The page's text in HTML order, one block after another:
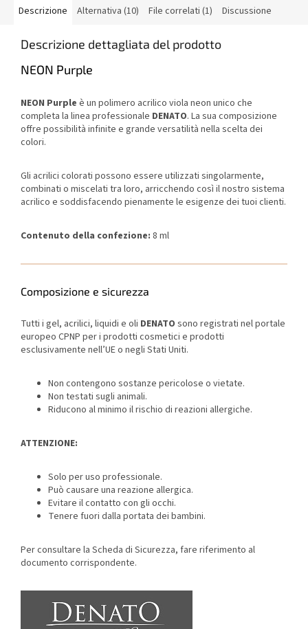
Descrizione Alternativa (10) File correlati (1) Discussione
Descrizione dettagliata del prodotto
NEON Purple
NEON Purple è un polimero acrilico viola neon unico che
completa la linea professionale DENATO. La sua composizione
offre possibilità infinite e grande versatilità nella scelta dei
colori.
Gli acrilici colorati possono essere utilizzati singolarmente,
combinati o miscelati tra loro, arricchendo così il nostro sistema
acrilico e soddisfacendo pienamente le esigenze dei tuoi clienti.
Contenuto della confezione: 8 ml
Composizione e sicurezza
Tutti i gel, acrilici, liquidi e oli DENATO sono registrati nel portale
europeo CPNP per i prodotti cosmetici e prodotti
esclusivamente nell’UE o negli Stati Uniti.
Non contengono sostanze pericolose o vietate.
Non testati sugli animali.
Riducono al minimo il rischio di reazioni allergiche.
ATTENZIONE:
Solo per uso professionale.
Può causare una reazione allergica.
Evitare il contatto con gli occhi.
Tenere fuori dalla portata dei bambini.
Per consultare la Scheda di Sicurezza, fare riferimento al
documento corrispondente.